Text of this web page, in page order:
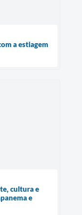
a estiagem
cultura e
e